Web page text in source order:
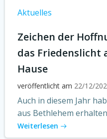
Aktuelles
Zeichen der
das Friedenslicht
Hause
veröffentlicht am 22/12/
Auch in diesem Jahr
aus Bethlehem
Weiterlesen